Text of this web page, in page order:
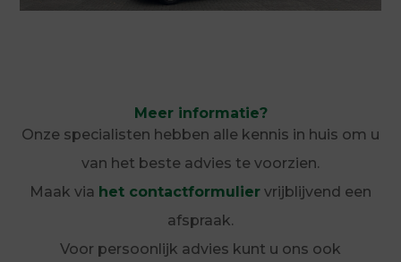
Meer informatie?
Onze specialisten hebben alle kennis in huis om u
van het beste advies te voorzien.
Maak via het contactformulier vrijblijvend een
afspraak.
Voor persoonlijk advies kunt u ons ook